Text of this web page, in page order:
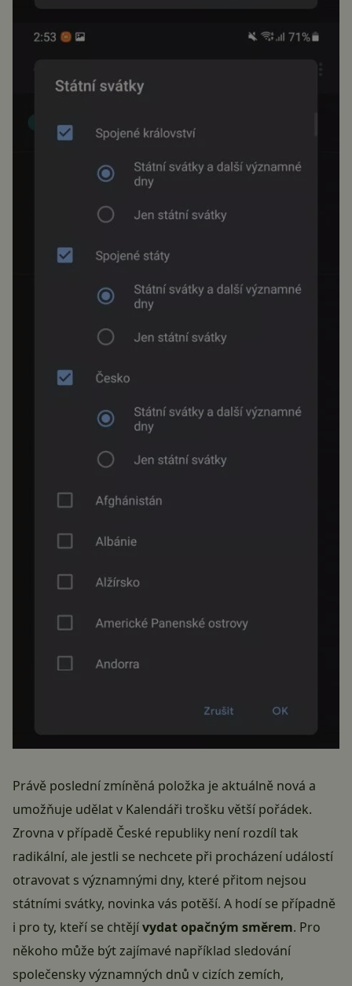
Právě poslední zmíněná položka je aktuálně nová a
umožňuje udělat v Kalendáři trošku větší pořádek.
Zrovna v případě České republiky není rozdíl tak
radikální, ale jestli se nechcete při procházení událostí
otravovat s významnými dny, které přitom nejsou
státními svátky, novinka vás potěší. A hodí se případně
i pro ty, kteří se chtějívydat opačným směrem. Pro
někoho může být zajímavé například sledování
společensky významných dnů v cizích zemích,